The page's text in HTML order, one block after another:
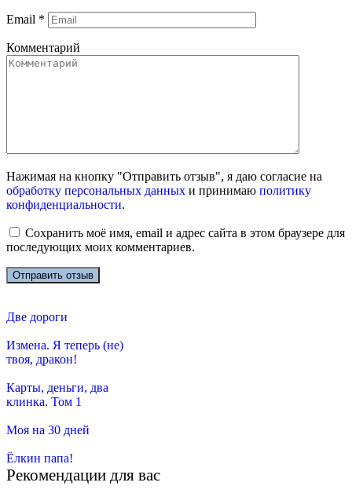
Email *
Комментарий
Нажимая на кнопку "Отправить отзыв", я даю согласие на
обработку персональных данных и принимаю политику
конфиденциальности.
Сохранить моё имя, email и адрес сайта в этом браузере для
последующих моих комментариев.
Две дороги
Измена. Я теперь (не)
твоя, дракон!
Карты, деньги, два
клинка. Том 1
Моя на 30 дней
Ёлкин папа!
Рекомендации для вас